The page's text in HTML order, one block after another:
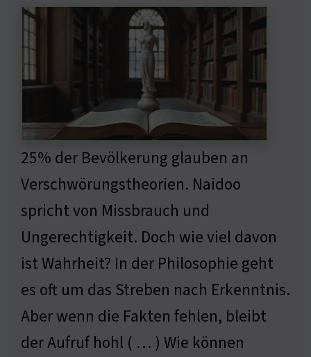
25% der Bevölkerung glauben an
Verschwörungstheorien. Naidoo
spricht von Missbrauch und
Ungerechtigkeit. Doch wie viel davon
ist Wahrheit? In der Philosophie geht
es oft um das Streben nach Erkenntnis.
Aber wenn die Fakten fehlen, bleibt
der Aufruf hohl ( … ) Wie können